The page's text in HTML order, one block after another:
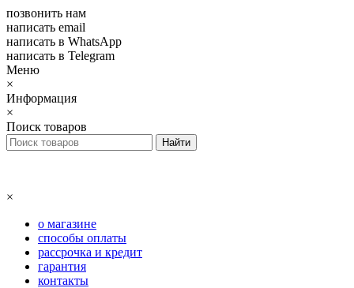
позвонить нам
написать email
написать в WhatsApp
написать в Telegram
Меню
×
Информация
×
Поиск товаров
×
о магазине
способы оплаты
рассрочка и кредит
гарантия
контакты